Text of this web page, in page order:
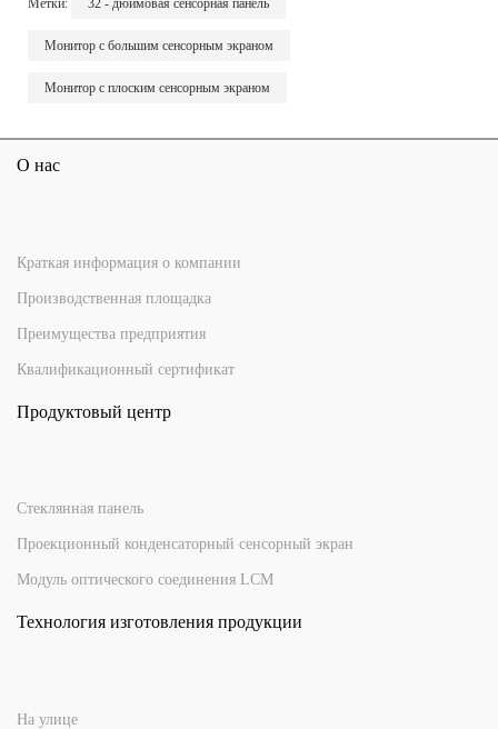
Метки: 32 - дюймовая сенсорная панель
Монитор с большим сенсорным экраном
Монитор с плоским сенсорным экраном
О нас
Краткая информация о компании
Производственная площадка
Преимущества предприятия
Квалификационный сертификат
Продуктовый центр
Стеклянная панель
Проекционный конденсаторный сенсорный экран
Модуль оптического соединения LCM
Технология изготовления продукции
На улице